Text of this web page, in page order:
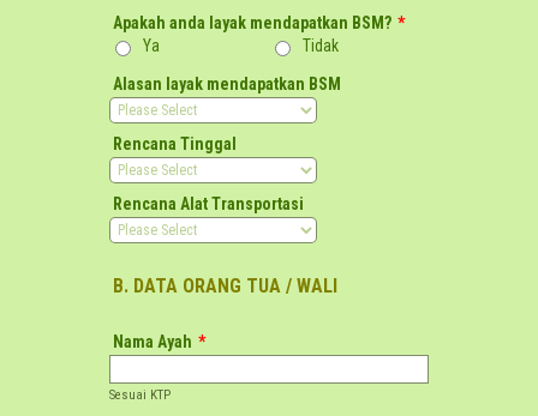
Apakah anda layak mendapatkan BSM? *
Ya
Tidak
Alasan layak mendapatkan BSM
Rencana Tinggal
Rencana Alat Transportasi
B. DATA ORANG TUA / WALI
Nama Ayah *
Sesuai KTP